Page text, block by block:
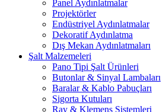
Panel Aydınlatmalar
Projektörler
Endüstriyel Aydınlatmalar
Dekoratif Aydınlatma
Dış Mekan Aydınlatmaları
Şalt Malzemeleri
Pano Tipi Şalt Ürünleri
Butonlar & Sinyal Lambaları
Baralar & Kablo Pabuçları
Sigorta Kutuları
Ray & Klemens Sistemleri